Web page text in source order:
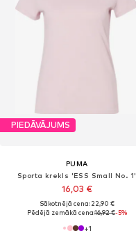
PIEDĀVĀJUMS
PUMA
Sporta krekls 'ESS Small No. 1'
16,03 €
Sākotnējā cena: 22,90 €
Pēdējā zemākā cena:16,92 €-5%
+1